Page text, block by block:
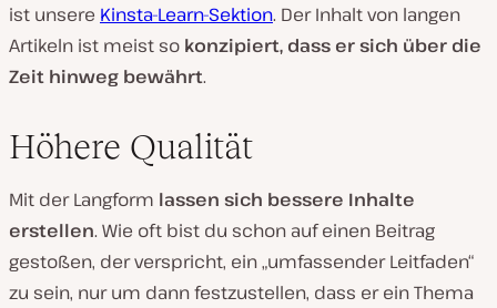
ist unsere Kinsta-Learn-Sektion. Der Inhalt von langen
Artikeln ist meist so konzipiert, dass er sich über die
Zeit hinweg bewährt.
Höhere Qualität
Mit der Langform lassen sich bessere Inhalte
erstellen. Wie oft bist du schon auf einen Beitrag
gestoßen, der verspricht, ein „umfassender Leitfaden“
zu sein, nur um dann festzustellen, dass er ein Thema